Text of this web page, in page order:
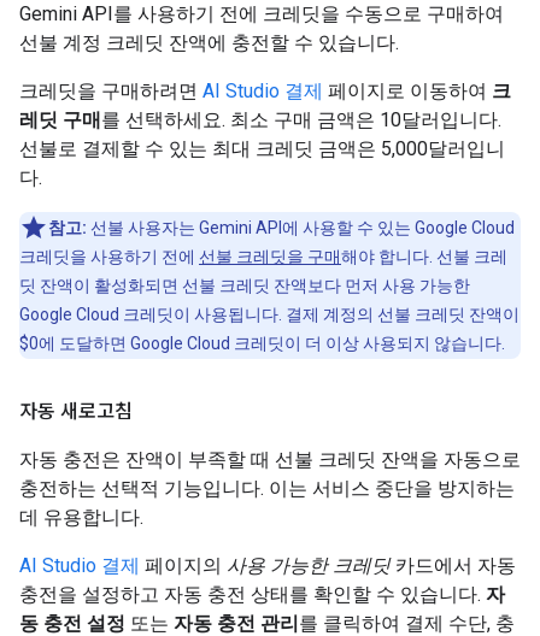
Gemini API를 사용하기 전에 크레딧을 수동으로 구매하여
선불 계정 크레딧 잔액에 충전할 수 있습니다.
크레딧을 구매하려면 AI Studio 결제 페이지로 이동하여 크
레딧 구매를 선택하세요. 최소 구매 금액은 10달러입니다.
선불로 결제할 수 있는 최대 크레딧 금액은 5,000달러입니
다.
참고: 선불 사용자는 Gemini API에 사용할 수 있는 Google Cloud
크레딧을 사용하기 전에 선불 크레딧을 구매해야 합니다. 선불 크레
딧 잔액이 활성화되면 선불 크레딧 잔액보다 먼저 사용 가능한
Google Cloud 크레딧이 사용됩니다. 결제 계정의 선불 크레딧 잔액이
$0에 도달하면 Google Cloud 크레딧이 더 이상 사용되지 않습니다.
자동 새로고침
자동 충전은 잔액이 부족할 때 선불 크레딧 잔액을 자동으로
충전하는 선택적 기능입니다. 이는 서비스 중단을 방지하는
데 유용합니다.
AI Studio 결제 페이지의 사용 가능한 크레딧카드에서 자동
충전을 설정하고 자동 충전 상태를 확인할 수 있습니다. 자
동 충전 설정 또는 자동 충전 관리를 클릭하여 결제 수단, 충